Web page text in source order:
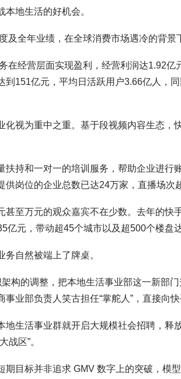
地生活的好机会。
及全年业绩，在全球消费市场遇冷的背景
在经营层面实现盈利，经营利润达1.92
到151亿元，平均日活跃用户3.66亿人，
化视为重中之重。基于段视频内容生态，
扶持和一对一的培训服务，帮助企业进行
岗位的企业总数已达24万家，直播场次
至万元的观众嘉宾不在少数。去年的快
亿元，带动超45个城市以及超500个楼盘
自然被端上了牌桌。
构的调整，把本地生活事业部这一新部
业部负责人笑古担任“掌舵人”，直接向快
地生活事业群就开启大规模社会招聘，释
战区”。
期目标并非追求 GMV 数字上的突破，模